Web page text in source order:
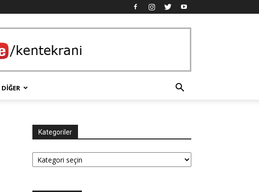
DIĞER
Kategoriler
Kategoriler